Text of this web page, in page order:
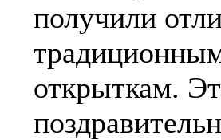
получили
открыткам.